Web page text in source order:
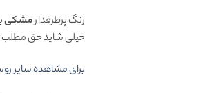
رنگ پرطرفدارمشکی
خیلی شاید حق مطلب
برای مشاهده سایر